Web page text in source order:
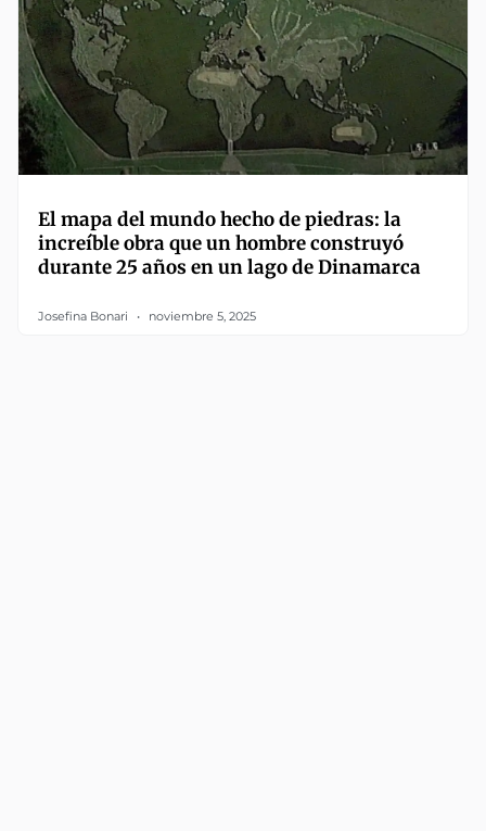
El mapa del mundo hecho de piedras: la
increíble obra que un hombre construyó
durante 25 años en un lago de Dinamarca
Josefina Bonari noviembre 5, 2025